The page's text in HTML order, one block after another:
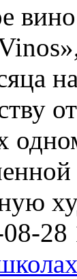
28